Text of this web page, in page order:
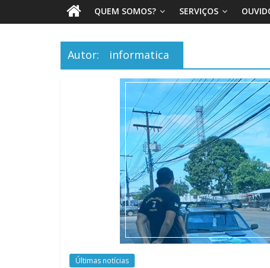
QUEM SOMOS? SERVIÇOS
Autor: informatica
Últimas notícias